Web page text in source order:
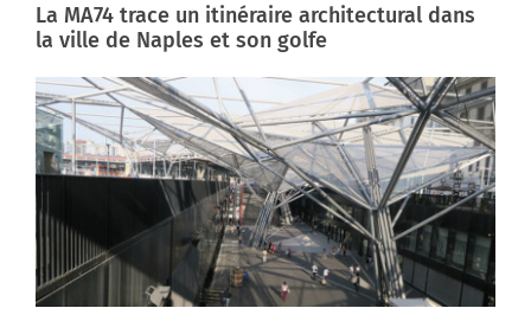
Voyages
L’association
Contactez-nous
La MA74 trace un itinéraire architectural dans
la ville de Naples et son golfe